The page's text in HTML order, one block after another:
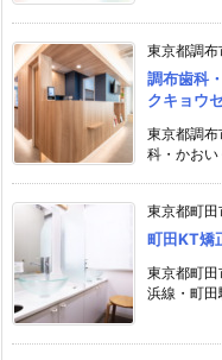
東京都調
調布歯科
クキョウ
東京都調
科・かおい
東京都町
町田KT矯
東京都町
浜線・町田